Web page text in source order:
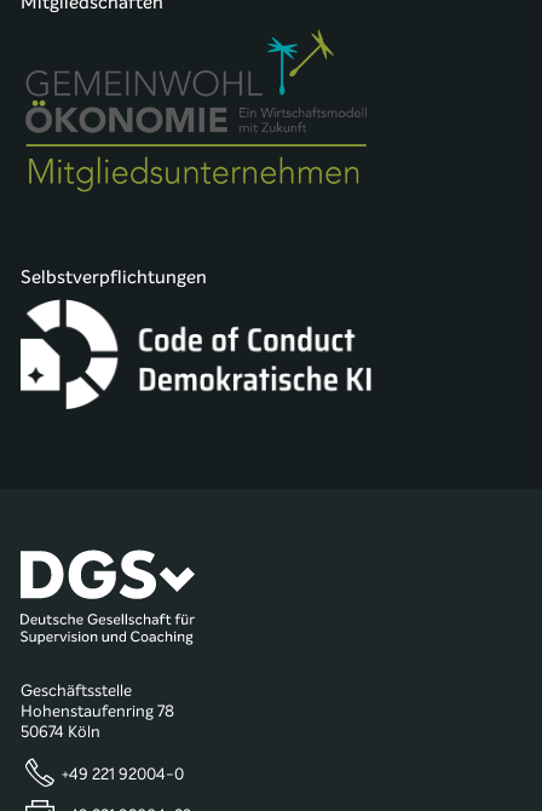
Selbstverpflichtungen
Geschäftsstelle
Hohenstaufenring 78
50674 Köln
+49 221 92004-0